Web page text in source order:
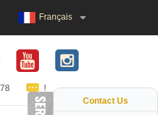
Français
!
Contact Us